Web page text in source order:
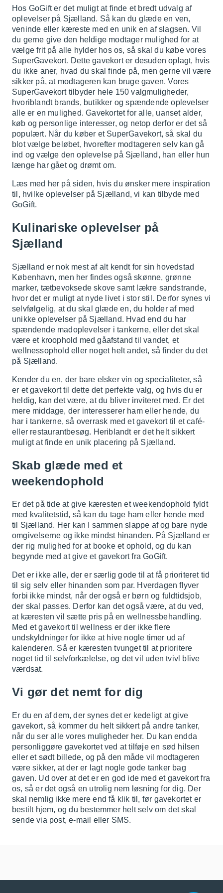
Hos GoGift er det muligt at finde et bredt udvalg af
oplevelser på Sjælland. Så kan du glæde en ven,
veninde eller kæreste med en unik en af slagsen. Vil
du gerne give den heldige modtager mulighed for at
vælge frit på alle hylder hos os, så skal du købe vores
SuperGavekort. Dette gavekort er desuden oplagt, hvis
du ikke aner, hvad du skal finde på, men gerne vil være
sikker på, at modtageren kan bruge gaven. Vores
SuperGavekort tilbyder hele 150 valgmuligheder,
hvoriblandt brands, butikker og spændende oplevelser
alle er en mulighed. Gavekortet for alle, uanset alder,
køb og personlige interesser, og netop derfor er det så
populært. Når du køber et SuperGavekort, så skal du
blot vælge beløbet, hvorefter modtageren selv kan gå
ind og vælge den oplevelse på Sjælland, han eller hun
længe har gået og drømt om.
Læs med her på siden, hvis du ønsker mere inspiration
til, hvilke oplevelser på Sjælland, vi kan tilbyde med
GoGift.
Kulinariske oplevelser på
Sjælland
Sjælland er nok mest af alt kendt for sin hovedstad
København, men her findes også skønne, grønne
marker, tætbevoksede skove samt lækre sandstrande,
hvor det er muligt at nyde livet i stor stil. Derfor synes vi
selvfølgelig, at du skal glæde en, du holder af med
unikke oplevelser på Sjælland. Hvad end du har
spændende madoplevelser i tankerne, eller det skal
være et kroophold med gåafstand til vandet, et
wellnessophold eller noget helt andet, så finder du det
på Sjælland.
Kender du en, der bare elsker vin og specialiteter, så
er et gavekort til dette det perfekte valg, og hvis du er
heldig, kan det være, at du bliver inviteret med. Er det
mere middage, der interesserer ham eller hende, du
har i tankerne, så overrask med et gavekort til et café-
eller restaurantbesøg. Heriblandt er det helt sikkert
muligt at finde en unik placering på Sjælland.
Skab glæde med et
weekendophold
Er det på tide at give kæresten et weekendophold fyldt
med kvalitetstid, så kan du tage ham eller hende med
til Sjælland. Her kan I sammen slappe af og bare nyde
omgivelserne og ikke mindst hinanden. På Sjælland er
der rig mulighed for at booke et ophold, og du kan
begynde med at give et gavekort fra GoGift.
Det er ikke alle, der er særlig gode til at få prioriteret tid
til sig selv eller hinanden som par. Hverdagen flyver
forbi ikke mindst, når der også er børn og fuldtidsjob,
der skal passes. Derfor kan det også være, at du ved,
at kæresten vil sætte pris på en wellnessbehandling.
Med et gavekort til wellness er der ikke flere
undskyldninger for ikke at hive nogle timer ud af
kalenderen. Så er kæresten tvunget til at prioritere
noget tid til selvforkælelse, og det vil uden tvivl blive
værdsat.
Vi gør det nemt for dig
Er du en af dem, der synes det er kedeligt at give
gavekort, så kommer du helt sikkert på andre tanker,
når du ser alle vores muligheder her. Du kan endda
personliggøre gavekortet ved at tilføje en sød hilsen
eller et sødt billede, og på den måde vil modtageren
være sikker, at der er lagt nogle gode tanker bag
gaven. Ud over at det er en god ide med et gavekort fra
os, så er det også en utrolig nem løsning for dig. Der
skal nemlig ikke mere end få klik til, før gavekortet er
bestilt hjem, og du bestemmer helt selv om det skal
sende via post, e-mail eller SMS.